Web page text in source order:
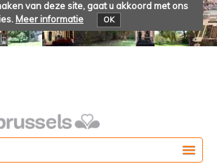
van deze site, gaat u akkoord met ons
Meer informatie OK